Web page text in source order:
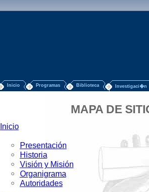
Inicio Programas Biblioteca Investigaci�n
MAPA DE
Inicio
Presentación
Historia
Visión y Misión
Organigrama
Autoridades